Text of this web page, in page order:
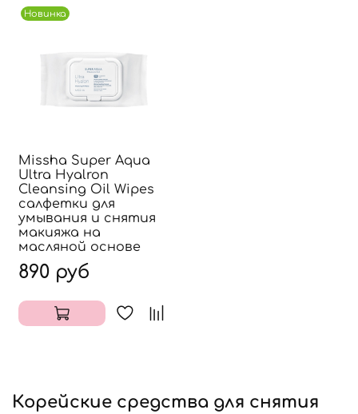
Новинка
Missha Super Aqua
Ultra Hyalron
Cleansing Oil Wipes
салфетки для
умывания и снятия
макияжа на
масляной основе
890 руб
Корейские средства для снятия